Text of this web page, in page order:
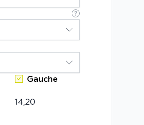
Gauche
Diamètre
Rayon (BC)
Sphère (PWR)
Addition (ADD)
Nombre